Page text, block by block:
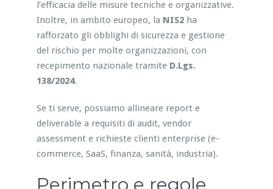
l’efficacia delle misure tecniche e organizzative.
Inoltre, in ambito europeo, la NIS2ha
rafforzato gli obblighi di sicurezza e gestione
del rischio per molte organizzazioni, con
recepimento nazionale tramite D.Lgs.
138/2024.
Se ti serve, possiamo allineare report e
deliverable a requisiti di audit, vendor
assessment e richieste clienti enterprise (e-
commerce, SaaS, finanza, sanità, industria).
Perimetro e regole